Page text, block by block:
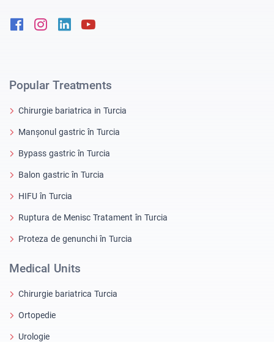
FacebookInstagram
Linkedin
Popular Treatments
Chirurgie bariatrica in Turcia
Manșonul gastric în Turcia
Bypass gastric în Turcia
Balon gastric în Turcia
HIFU în Turcia
Ruptura de Menisc Tratament în Turcia
Proteza de genunchi în Turcia
Medical Units
Chirurgie bariatrica Turcia
Ortopedie
Urologie